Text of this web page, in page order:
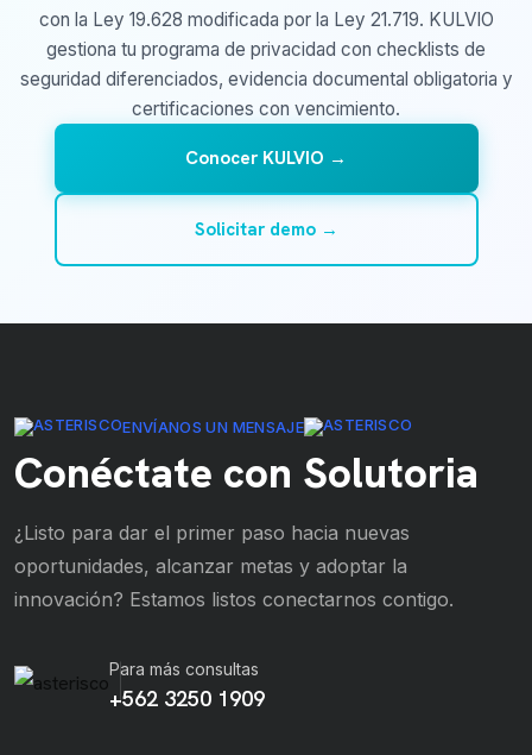
con la Ley 19.628 modificada por la Ley 21.719. KULVIO
gestiona tu programa de privacidad con checklists de
seguridad diferenciados, evidencia documental obligatoria y
certificaciones con vencimiento.
Conocer KULVIO →
Solicitar demo →
ENVÍANOS UN MENSAJE
Conéctate con Solutoria
¿Listo para dar el primer paso hacia nuevas
oportunidades, alcanzar metas y adoptar la
innovación? Estamos listos conectarnos contigo.
Para más consultas
+562 3250 1909